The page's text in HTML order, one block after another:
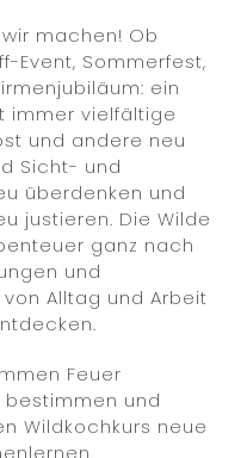
machen! Ob
Event, Sommerfest,
ein
immer vielfältige
und andere neu
Sicht- und
überdenken und
justieren. Die Wilde
ganz nach
und
Alltag und Arbeit
Feuer
bestimmen und
Wildkochkurs neue